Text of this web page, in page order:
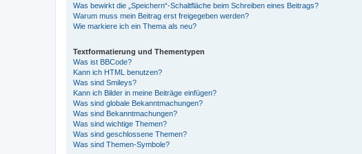
Was bewirkt die „Speichern“-Schaltfläche beim Schreiben eines Beitrags?
Warum muss mein Beitrag erst freigegeben werden?
Wie markiere ich ein Thema als neu?
Textformatierung und Thementypen
Was ist BBCode?
Kann ich HTML benutzen?
Was sind Smileys?
Kann ich Bilder in meine Beiträge einfügen?
Was sind globale Bekanntmachungen?
Was sind Bekanntmachungen?
Was sind wichtige Themen?
Was sind geschlossene Themen?
Was sind Themen-Symbole?